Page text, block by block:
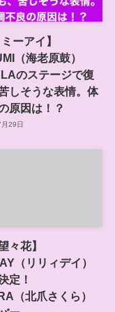
ミーアイ】
（海老原鼓）
のステージで復
しそうな表情。体
原因は！？
29日
々花】
（リリィデイ）
定！
（北爪さくら）